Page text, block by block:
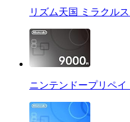
リズム天国 ミラクル
ニンテンドープリペイ